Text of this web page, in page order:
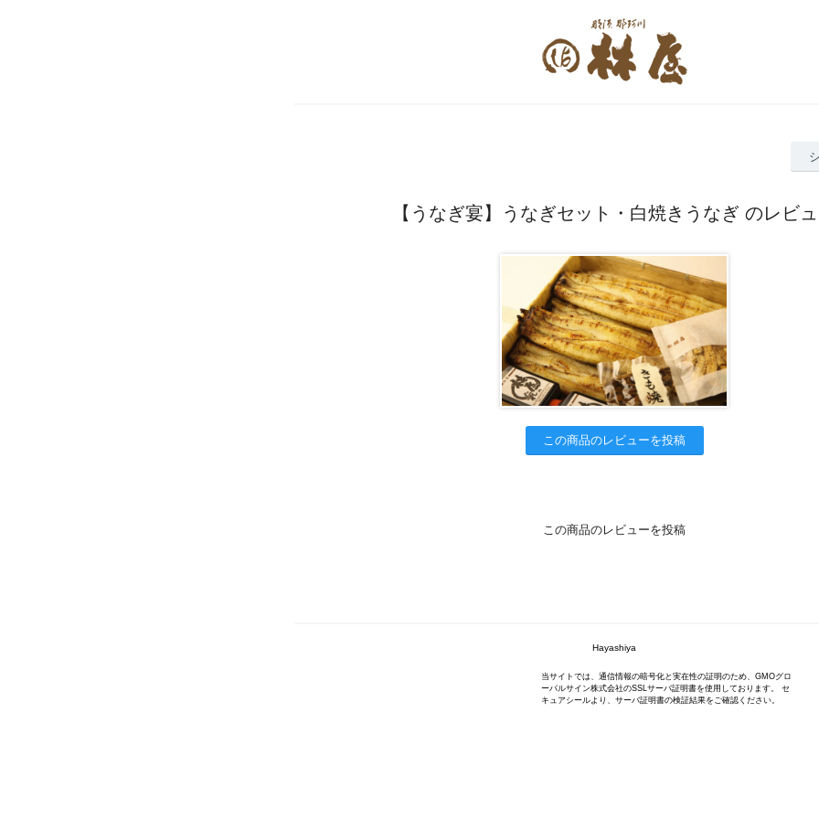
【うなぎ宴】うなぎセット・白焼きうなぎ のレビ
この商品のレビューを投稿
この商品のレビューを投稿
Hayashiya
当サイトでは、通信情報の暗号化と実在性の証明のため、GMOグロ
ーバルサイン株式会社のSSLサーバ証明書を使用しております。 セ
キュアシールより、サーバ証明書の検証結果をご確認ください。